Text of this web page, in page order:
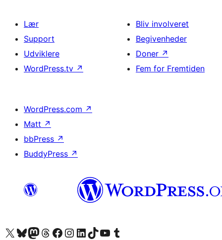
Lær
Support
Udviklere
WordPress.tv ↗
Bliv involveret
Begivenheder
Doner ↗
Fem for Fremtiden
WordPress.com ↗
Matt ↗
bbPress ↗
BuddyPress ↗
Besøg vores X (tidligere Twitter) konto
Besøg vores Bluesky-konto
Besøg vores Mastodon konto
Besøg vores Threads-konto
Besøg vores Facebook sideBesøg vores Instagram konto
Besøg vores LinkedIn konto
Besøg vores TikTok-konto
Besøg vores YouTube-kanalBesøg vores Tumblr-konto